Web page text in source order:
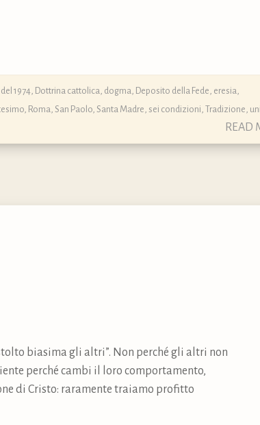
1974, Dottrina cattolica, dogma, Deposito della Fede, eresia,
, Roma, San Paolo, Santa Madre, sei condizioni, Tradizione,
READ
biasima gli altri”. Non perché gli altri non
perché cambi il loro comportamento,
di Cristo: raramente traiamo profitto